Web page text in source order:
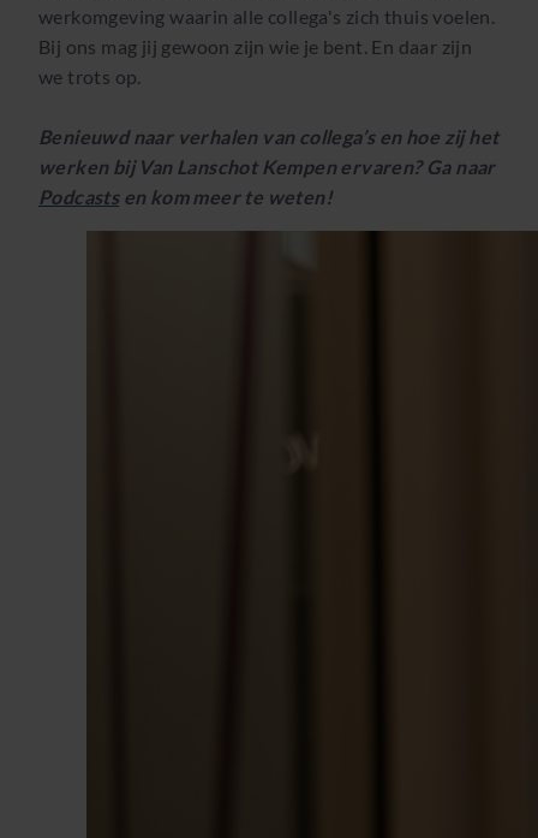
werkomgeving waarin alle collega's zich thuis voelen.
Bij ons mag jij gewoon zijn wie je bent. En daar zijn
we trots op.
Benieuwd naar verhalen van collega’s en hoe zij het
werken bij Van Lanschot Kempen ervaren? Ga naar
Podcastsen kom meer te weten!